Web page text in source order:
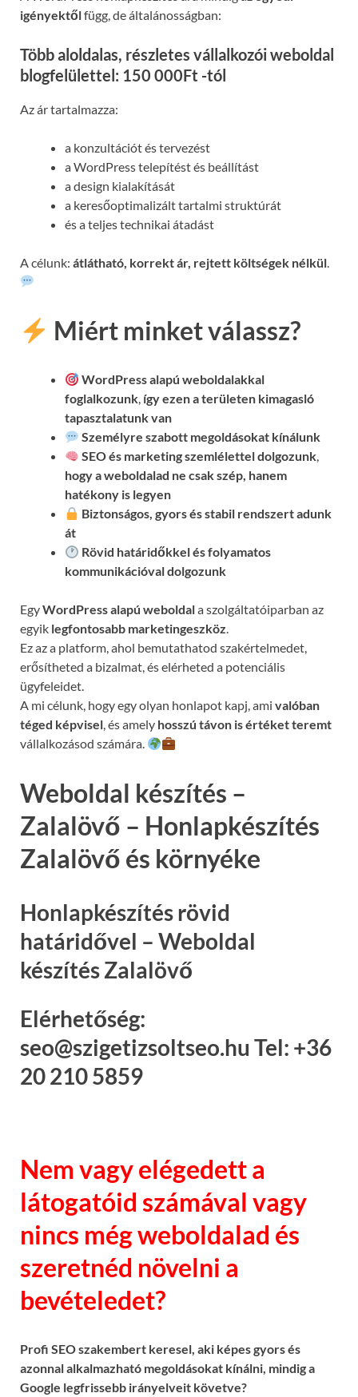
igényektőlfügg, de általánosságban:
Több aloldalas, részletes vállalkozói weboldal
blogfelülettel: 150 000Ft -tól
Az ár tartalmazza:
a konzultációt és tervezést
a WordPress telepítést és beállítást
a design kialakítását
a keresőoptimalizált tartalmi struktúrát
és a teljes technikai átadást
A célunk: átlátható, korrekt ár, rejtett költségek nélkül
Miért minket válassz?
WordPress alapú weboldalakkal
foglalkozunk, így ezen a területen kimagasló
tapasztalatunk van
Személyre szabott megoldásokat kínálunk
SEO és marketing szemlélettel dolgozunk,
hogy a weboldalad ne csak szép, hanem
hatékony is legyen
Biztonságos, gyors és stabil rendszert adunk
át
Rövid határidőkkel és folyamatos
kommunikációvaldolgozunk
EgyWordPress alapú weboldala szolgáltatóiparban az
egyik legfontosabb marketingeszköz.
Ez az a platform, ahol bemutathatod szakértelmedet,
erősítheted a bizalmat, és elérheted a potenciális
ügyfeleidet.
A mi célunk, hogy egy olyan honlapot kapj, ami valóban
téged képvisel, és amely hosszú távon is értéket teremt
vállalkozásod számára.
Weboldal készítés –
Zalalövő – Honlapkészítés
Zalalövő és környéke
Honlapkészítés rövid
határidővel – Weboldal
készítés Zalalövő
Elérhetőség:
seo@szigetizsoltseo.hu Tel: +36
20 210 5859
Nem vagy elégedett a
látogatóid számával vagy
nincs még weboldalad és
szeretnéd növelni a
bevételedet?
Profi SEO szakembert keresel, aki képes gyors és
azonnal alkalmazható megoldásokat kínálni, mindig a
Google legfrissebb irányelveit követve?